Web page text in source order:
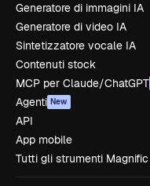
Generatore di immagini IA
Generatore di video IA
Sintetizzatore vocale IA
Contenuti stock
MCP per Claude/ChatGPT
Agenti New
API
App mobile
Tutti gli strumenti Magnific